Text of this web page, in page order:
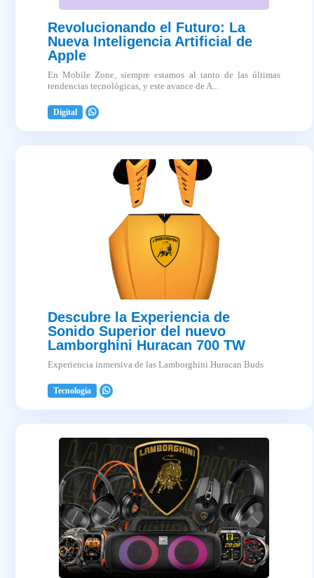
Revolucionando el Futuro: La
Nueva Inteligencia Artificial de
Apple
En Mobile Zone, siempre estamos al tanto de las últimas
tendencias tecnológicas, y este avance de A...
Digital
Descubre la Experiencia de
Sonido Superior del nuevo
Lamborghini Huracan 700 TW
Experiencia inmersiva de las Lamborghini Huracan Buds
Tecnologia